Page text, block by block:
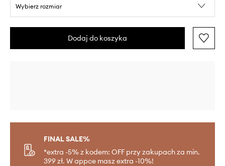
Wybierz rozmiar
Dodaj do koszyka
FINAL SALE%
*extra -5% z kodem: OFF przy zakupach za min.
399 zł. W appce masz extra -10%!